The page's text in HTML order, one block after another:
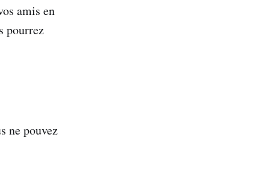
amis en
pourrez
ne pouvez